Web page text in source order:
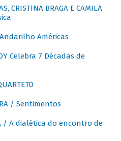
CRISTINA BRAGA E CAMILA
Américas
Celebra 7 Décadas de
/ Sentimentos
/ A dialética do encontro de